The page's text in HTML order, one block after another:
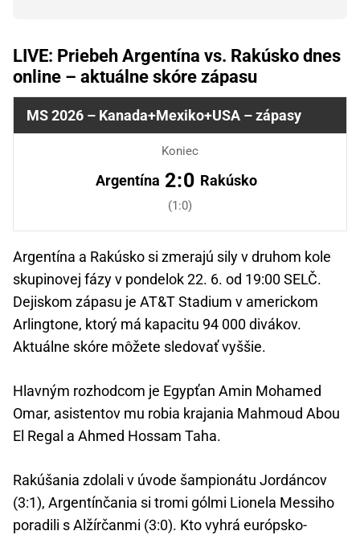
LIVE: Priebeh Argentína vs. Rakúsko dnes
online – aktuálne skóre zápasu
MS 2026 – Kanada+Mexiko+USA – zápasy
Koniec
Argentína 2:0 Rakúsko
(1:0)
Argentína a Rakúsko si zmerajú sily v druhom kole
skupinovej fázy v pondelok 22. 6. od 19:00 SELČ.
Dejiskom zápasu je AT&T Stadium v americkom
Arlingtone, ktorý má kapacitu 94 000 divákov.
Aktuálne skóre môžete sledovať vyššie.
Hlavným rozhodcom je Egypťan Amin Mohamed
Omar, asistentov mu robia krajania Mahmoud Abou
El Regal a Ahmed Hossam Taha.
Rakúšania zdolali v úvode šampionátu Jordáncov
(3:1), Argentínčania si tromi gólmi Lionela Messiho
poradili s Alžírčanmi (3:0). Kto vyhrá európsko-